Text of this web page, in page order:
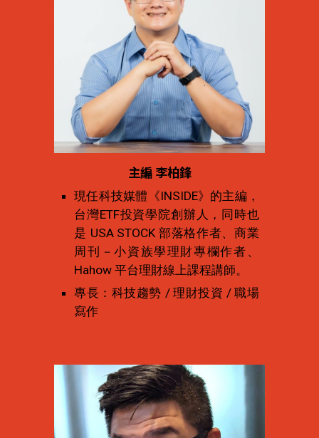
主編 李柏鋒
現任科技媒體《INSIDE》的主編，
台灣ETF投資學院創辦人，同時也
是 USA STOCK 部落格作者、商業
周刊－小資族學理財專欄作者、
Hahow 平台理財線上課程講師。
專長：科技趨勢 / 理財投資 / 職場
寫作